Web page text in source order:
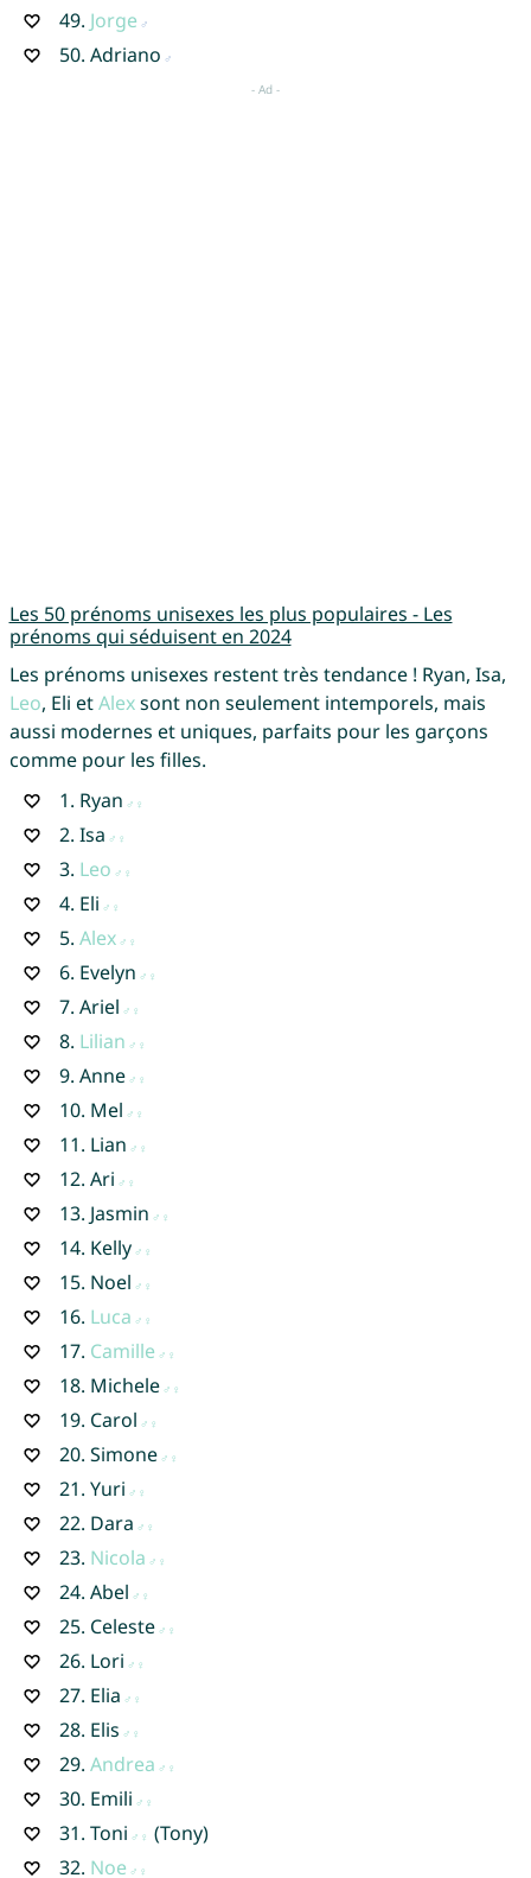
49. Jorge
50. Adriano
Les 50 prénoms unisexes les plus populaires - Les
prénoms qui séduisent en 2024
Les prénoms unisexes restent très tendance ! Ryan, Isa,
Leo, Eli etAlexsont non seulement intemporels, mais
aussi modernes et uniques, parfaits pour les garçons
comme pour les filles.
1. Ryan
2. Isa
3. Leo
4. Eli
5. Alex
6. Evelyn
7. Ariel
8. Lilian
9. Anne
10. Mel
11. Lian
12. Ari
13. Jasmin
14. Kelly
15. Noel
16. Luca
17. Camille
18. Michele
19. Carol
20. Simone
21. Yuri
22. Dara
23. Nicola
24. Abel
25. Celeste
26. Lori
27. Elia
28. Elis
29. Andrea
30. Emili
31. Toni
(Tony)
32. Noe